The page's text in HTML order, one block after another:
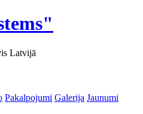
Latvijā
Pakalpojumi Galerija Jaunumi